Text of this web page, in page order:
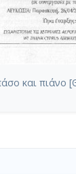
και πιάνο